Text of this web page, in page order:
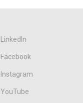
LinkedIn
Facebook
Instagram
YouTube